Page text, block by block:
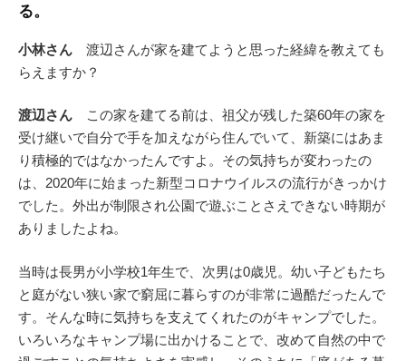
る。
小林さん 渡辺さんが家を建てようと思った経緯を教えても
らえますか？
渡辺さん この家を建てる前は、祖父が残した築60年の家を
受け継いで自分で手を加えながら住んでいて、新築にはあま
り積極的ではなかったんですよ。その気持ちが変わったの
は、2020年に始まった新型コロナウイルスの流行がきっかけ
でした。外出が制限され公園で遊ぶことさえできない時期が
ありましたよね。
当時は長男が小学校1年生で、次男は0歳児。幼い子どもたち
と庭がない狭い家で窮屈に暮らすのが非常に過酷だったんで
す。そんな時に気持ちを支えてくれたのがキャンプでした。
いろいろなキャンプ場に出かけることで、改めて自然の中で